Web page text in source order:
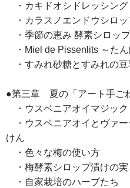
・カキドオシドレッシング
・カラスノエンドウシロッ
・季節の恵み 酵素シロッ
・Miel de Pissenlits ～たん
・すみれ砂糖とすみれの豆
●第三章 夏の「アート手ご
・ウスベニアオイマジック
・ウスベニアオイとヴァー
けん
・色々な梅の使い方
・梅酵素シロップ漬けの実
・自家栽培のハーブたち